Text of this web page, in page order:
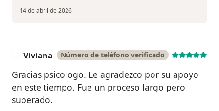
14 de abril de 2026
Viviana Número de teléfono verificado
Gracias psicologo. Le agradezco por su apoyo
en este tiempo. Fue un proceso largo pero
superado.